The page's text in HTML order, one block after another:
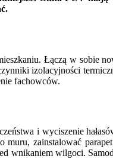
Łączą w sobie
izolacyjności
fachowców.
i wyciszenie
muru, zainstalować
wnikaniem wilgoci.